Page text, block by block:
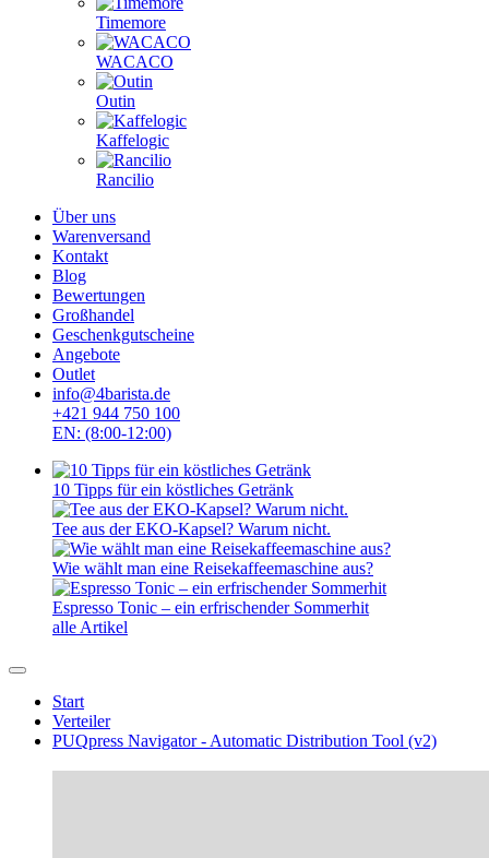
Timemore
WACACO
Outin
Kaffelogic
Rancilio
Über uns
Warenversand
Kontakt
Blog
Bewertungen
Großhandel
Geschenkgutscheine
Angebote
Outlet
info@4barista.de
+421 944 750 100
EN: (8:00-12:00)
10 Tipps für ein köstliches Getränk
Tee aus der EKO-Kapsel? Warum nicht.
Wie wählt man eine Reisekaffeemaschine aus?
Espresso Tonic – ein erfrischender Sommerhit
alle Artikel
Start
Verteiler
PUQpress Navigator - Automatic Distribution Tool (v2)